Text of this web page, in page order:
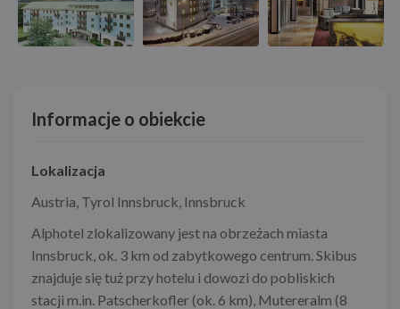
Informacje o obiekcie
Lokalizacja
Austria Tyrol Innsbruck Innsbruck
Alphotel zlokalizowany jest na obrzeżach miasta
Innsbruck, ok. 3 km od zabytkowego centrum. Skibus
znajduje się tuż przy hotelu i dowozi do pobliskich
stacji m.in. Patscherkofler (ok. 6 km), Mutereralm (8